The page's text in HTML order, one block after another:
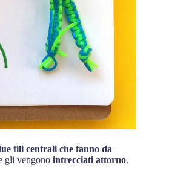
fili centrali che fanno da
gli vengono intrecciati attorno.